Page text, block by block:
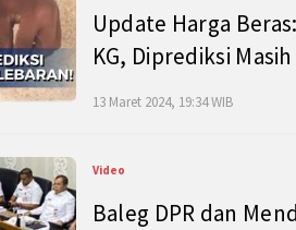
Update Harga
KG, Diprediksi
13 Maret 2024, 19:34 WIB
Video
Baleg DPR dan